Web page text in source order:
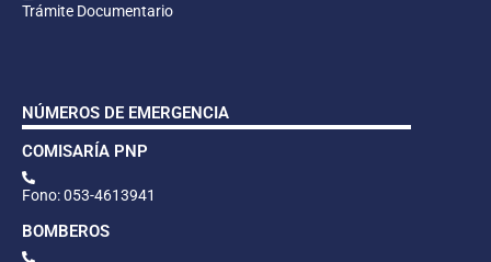
Trámite Documentario
NÚMEROS DE EMERGENCIA
COMISARÍA PNP
Fono: 053-4613941
BOMBEROS